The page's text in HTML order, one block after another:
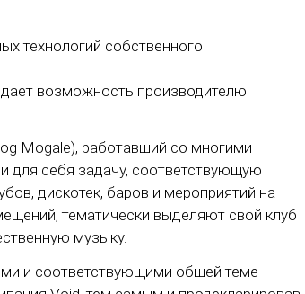
технологий собственного
возможность производителю
Mogale), работавший со многими
для себя задачу, соответствующую
дискотек, баров и мероприятий на
тематически выделяют свой клуб
музыку.
и соответствующими общей теме